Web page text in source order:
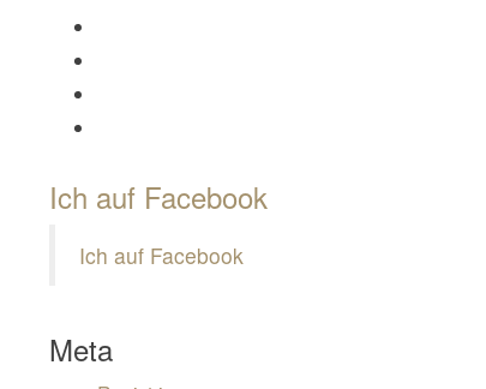
Ich auf Facebook
Ich auf Facebook
Meta